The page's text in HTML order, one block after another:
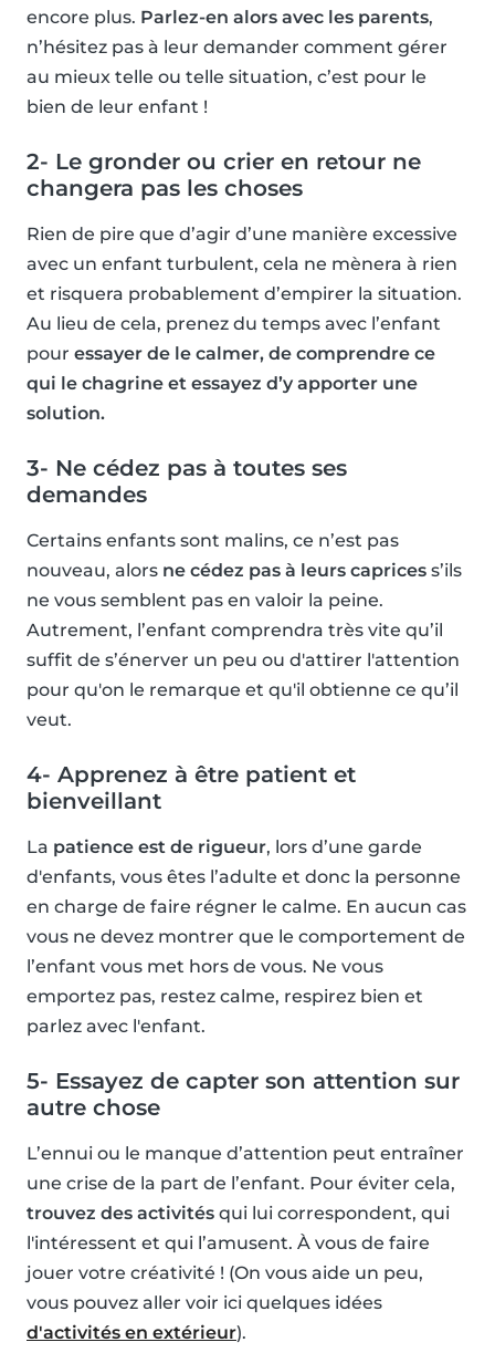
encore plus. Parlez-en alors avec les parents,
n’hésitez pas à leur demander comment gérer
au mieux telle ou telle situation, c’est pour le
bien de leur enfant !
2- Le gronder ou crier en retour ne
changera pas les choses
Rien de pire que d’agir d’une manière excessive
avec un enfant turbulent, cela ne mènera à rien
et risquera probablement d’empirer la situation.
Au lieu de cela, prenez du temps avec l’enfant
pour essayer de le calmer, de comprendre ce
qui le chagrine et essayez d’y apporter une
solution.
3- Ne cédez pas à toutes ses
demandes
Certains enfants sont malins, ce n’est pas
nouveau, alors ne cédez pas à leurs caprices s’ils
ne vous semblent pas en valoir la peine.
Autrement, l’enfant comprendra très vite qu’il
suffit de s’énerver un peu ou d'attirer l'attention
pour qu'on le remarque et qu'il obtienne ce qu’il
veut.
4- Apprenez à être patient et
bienveillant
La patience est de rigueur, lors d’une garde
d'enfants, vous êtes l’adulte et donc la personne
en charge de faire régner le calme. En aucun cas
vous ne devez montrer que le comportement de
l’enfant vous met hors de vous. Ne vous
emportez pas, restez calme, respirez bien et
parlez avec l'enfant.
5- Essayez de capter son attention sur
autre chose
L’ennui ou le manque d’attention peut entraîner
une crise de la part de l’enfant. Pour éviter cela,
trouvez des activités qui lui correspondent, qui
l'intéressent et qui l’amusent. À vous de faire
jouer votre créativité ! (On vous aide un peu,
vous pouvez aller voir ici quelques idées
d'activités en extérieur).